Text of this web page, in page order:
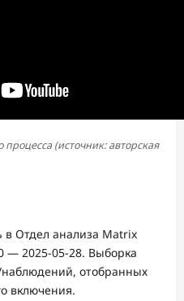
(источник: авторская
в Отдел анализа Matrix
— 2025-05-28. Выборка
наблюдений, отобранных
включения.